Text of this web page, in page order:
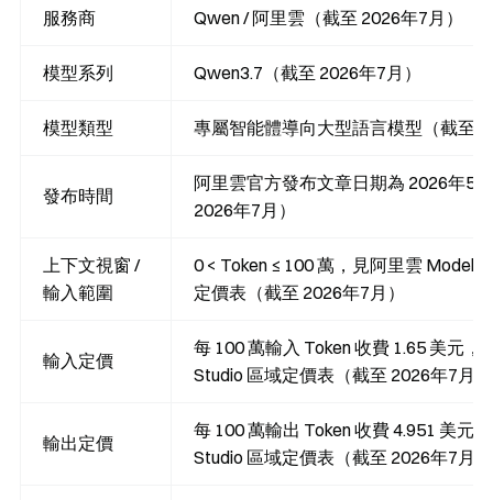
服務商 Qwen / 阿里雲（截至 2026年7月）
模型系列 Qwen3.7（截至 2026年7月）
模型類型 專屬智能體導向大型語言模型（截至
發布時間
阿里雲官方發布文章日期為 2026年5
2026年7月）
上下文視窗 /
輸入範圍
0 < Token ≤ 100 萬，見阿里雲 Model
定價表（截至 2026年7月）
輸入定價
每 100 萬輸入 Token 收費 1.65 美元，
Studio 區域定價表（截至 2026年7月）
輸出定價
每 100 萬輸出 Token 收費 4.951 美元
Studio 區域定價表（截至 2026年7月）